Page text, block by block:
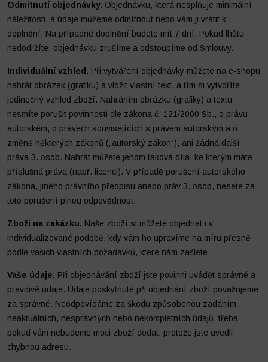
Odmítnutí objednávky. Objednávku, která nesplňuje minimální
náležitosti, a údaje můžeme odmítnout nebo vám ji vrátit k
doplnění. Na případné doplnění budete mít 7 dní. Pokud lhůtu
nedodržíte, objednávku zrušíme a odstoupíme od Smlouvy.
Individuální vzhled. Při vytváření objednávky můžete na e-shopu
nahrát obrázek (grafiku) a vložit vlastní text, a tím si vytvoříte
jedinečný vzhled zboží. Nahráním obrázku (grafiky) a textu
nesmíte porušit povinnosti dle zákona č. 121/2000 Sb., o právu
autorském, o právech souvisejících s právem autorským a o
změně některých zákonů („autorský zákon“), ani žádná další
práva 3. osob. Nahrát můžete jenom taková díla, ke kterým máte
příslušná práva (např. licenci). V případě porušení autorského
zákona, jiného právního předpisu anebo práv 3. osob, nesete za
toto porušení plnou odpovědnost.
Zboží na zakázku. Naše zboží si můžete objednat i v
individualizované podobě, kdy vám ho upravíme na míru přesně
podle vašich vlastních požadavků, které nám zašlete.
Vaše údaje. Při objednávání zboží jste povinni uvádět správné a
pravdivé údaje. Údaje poskytnuté při objednání zboží považujeme
za správné. Neodpovídáme za škodu způsobenou zadáním
neaktuálních, nesprávných nebo nekompletních údajů, třeba
pokud vám nebudeme moci zboží dodat, protože jste uvedli
chybnou adresu.